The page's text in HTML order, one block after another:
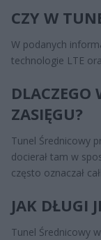
CZY W
W podanych
technologie LTE
DLACZEGO
ZASIĘGU?
Tunel Średnicowy
docierał tam w
często oznaczał
JAK DŁUGI
Tunel Średnicowy